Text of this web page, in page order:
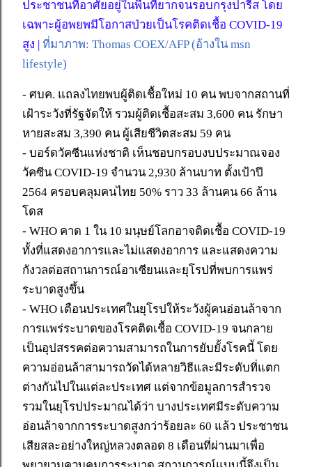
ประชาชนที่อาศัยอยู่ในพื้นที่ยากจนรอบกรุงปารีส โดย
เฉพาะผู้อพยพมีโอกาสป่วยเป็นโรคติดเชื้อ COVID-19
สูง | ที่มาภาพ: Thomas COEX/AFP (อ้างใน msn
lifestyle)
- ศบค. แถลงไทยพบผู้ติดเชื้อใหม่ 10 คน พบจากสถานที่
เฝ้าระวังที่รัฐจัดให้ รวมผู้ติดเชื้อสะสม 3,600 คน รักษา
หายสะสม 3,390 คน ผู้เสียชีวิตสะสม 59 คน
- บอร์ดวัคซีนแห่งชาติ เห็นชอบกรอบงบประมาณจอง
วัคซีน COVID-19 จำนวน 2,930 ล้านบาท ตั้งเป้าปี
2564 ครอบคลุมคนไทย 50% ราว 33 ล้านคน 66 ล้าน
โดส
- WHO คาด 1 ใน 10 มนุษย์โลกอาจติดเชื้อ COVID-19
ทั้งที่แสดงอาการและไม่แสดงอาการ และแสดงความ
กังวลต่อสถานการณ์อาเซียนและยุโรปที่พบการแพร่
ระบาดสูงขึ้น
- WHO เตือนประเทศในยุโรปให้ระวังผู้คนอ่อนล้าจาก
การแพร่ระบาดของโรคติดเชื้อ COVID-19 จนกลาย
เป็นอุปสรรคต่อความสามารถในการยับยั้งโรคนี้ โดย
ความอ่อนล้าสามารถวัดได้หลายวิธีและมีระดับที่แตก
ต่างกันไปในแต่ละประเทศ แต่จากข้อมูลการสำรวจ
รวมในยุโรปประมาณได้ว่า บางประเทศมีระดับความ
อ่อนล้าจากการระบาดสูงกว่าร้อยละ 60 แล้ว ประชาชน
เสียสละอย่างใหญ่หลวงตลอด 8 เดือนที่ผ่านมาเพื่อ